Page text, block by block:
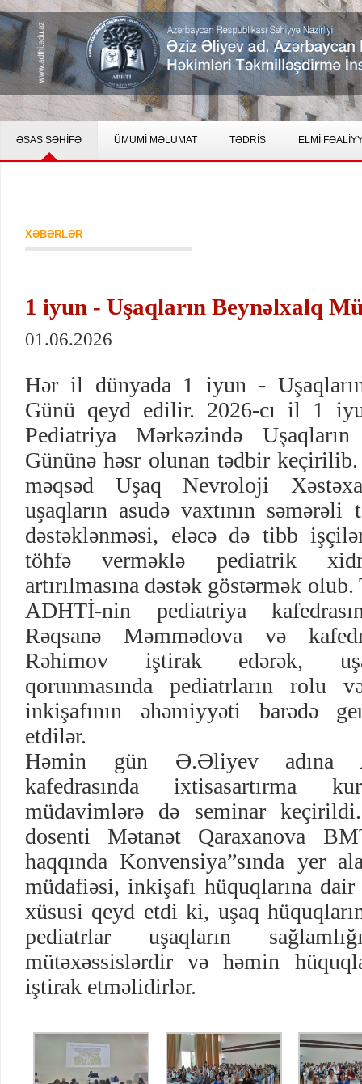
ƏSAS SƏHİFƏ ÜMUMİ MƏLUMAT TƏDRİS ELMİ
XƏBƏRLƏR
1 iyun - Uşaqların Beynəlxalq
01.06.2026
Hər il dünyada 1 iyun -
Günü qeyd edilir. 2026-cı il 1
Pediatriya Mərkəzində
Gününə həsr olunan tədbir
məqsəd Uşaq Nevroloji
uşaqların asudə vaxtının
dəstəklənməsi, eləcə də tibb
töhfə verməklə pediatrik
artırılmasına dəstək göstərmək
ADHTİ-nin pediatriya
Rəqsanə Məmmədova və
Rəhimov iştirak edərək,
qorunmasında pediatrların rolu
inkişafının əhəmiyyəti barədə
etdilər.
Həmin gün Ə.Əliyev adına
kafedrasında ixtisasartırma
müdavimlərə də seminar
dosenti Mətanət Qaraxanova
haqqında Konvensiya”sında yer
müdafiəsi, inkişafı hüquqlarına
xüsusi qeyd etdi ki, uşaq
pediatrlar uşaqların
mütəxəssislərdir və həmin
iştirak etməlidirlər.